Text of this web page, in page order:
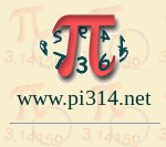
www.pi314.net